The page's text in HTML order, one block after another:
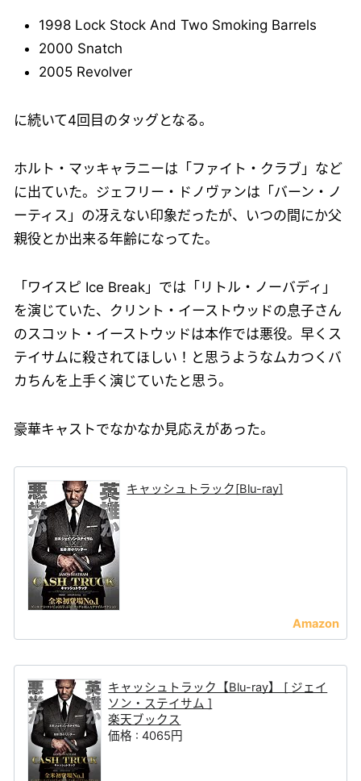
1998 Lock Stock And Two Smoking Barrels
2000 Snatch
2005 Revolver
に続いて4回目のタッグとなる。
ホルト・マッキャラニーは「ファイト・クラブ」など
に出ていた。ジェフリー・ドノヴァンは「バーン・ノ
ーティス」の冴えない印象だったが、いつの間にか父
親役とか出来る年齢になってた。
「ワイスピ Ice Break」では「リトル・ノーバディ」
を演じていた、クリント・イーストウッドの息子さん
のスコット・イーストウッドは本作では悪役。早くス
テイサムに殺されてほしい！と思うようなムカつくバ
カちんを上手く演じていたと思う。
豪華キャストでなかなか見応えがあった。
キャッシュトラック[Blu-ray]
キャッシュトラック【Blu-ray】 [ ジェイ
ソン・ステイサム ]
楽天ブックス
価格 : 4065円